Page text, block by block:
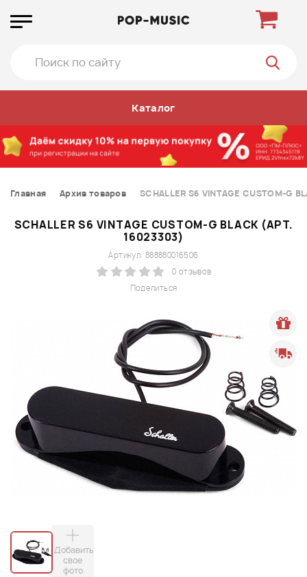
Каталог
Главная Архив товаров SCHALLER S6 VINTAGE CUSTOM-G
SCHALLER S6 VINTAGE CUSTOM-G BLACK (АРТ.
16023303)
Поделиться
Артикул: 888880016506
0 отзывов
Добавить
свое
фото